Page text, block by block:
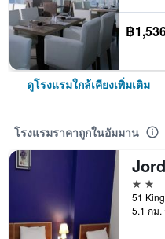
฿
ดูโรงแรมใกล้เคียงเพิ่มเติม
โรงแรมราคาถูกในอัมมาน
2 ดาว
5.1 กม.